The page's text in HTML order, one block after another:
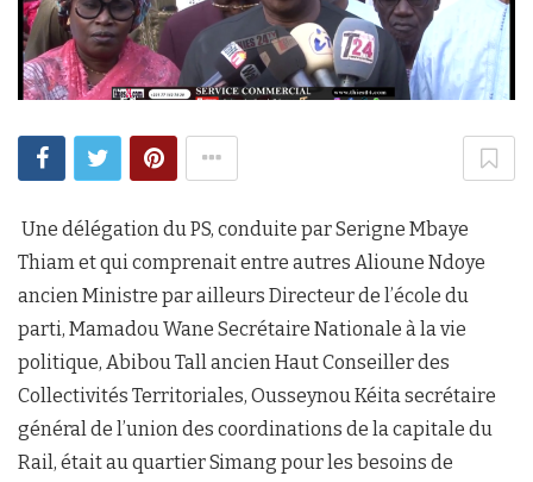
Une délégation du PS, conduite par Serigne Mbaye
Thiam et qui comprenait entre autres Alioune Ndoye
ancien Ministre par ailleurs Directeur de l’école du
parti, Mamadou Wane Secrétaire Nationale à la vie
politique, Abibou Tall ancien Haut Conseiller des
Collectivités Territoriales, Ousseynou Kéita secrétaire
général de l’union des coordinations de la capitale du
Rail, était au quartier Simang pour les besoins de